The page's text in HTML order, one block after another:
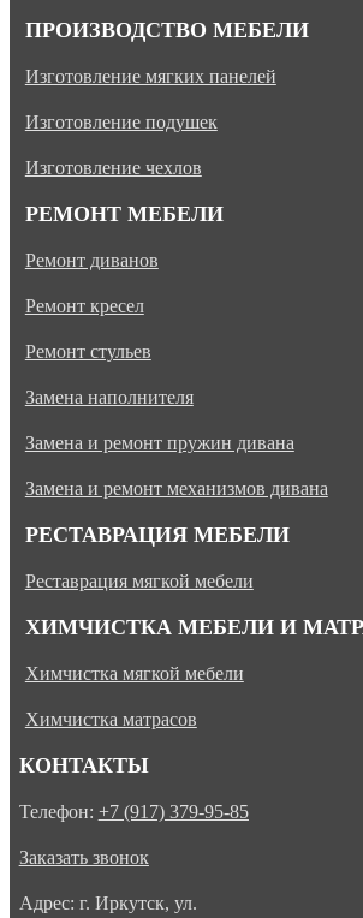
ПРОИЗВОДСТВО МЕБЕЛИ
Изготовление мягких панелей
Изготовление подушек
Изготовление чехлов
РЕМОНТ МЕБЕЛИ
Ремонт диванов
Ремонт кресел
Ремонт стульев
Замена наполнителя
Замена и ремонт пружин дивана
Замена и ремонт механизмов дивана
РЕСТАВРАЦИЯ МЕБЕЛИ
Реставрация мягкой мебели
ХИМЧИСТКА МЕБЕЛИ И
Химчистка мягкой мебели
Химчистка матрасов
КОНТАКТЫ
Телефон: +7 (917) 379-95-85
Заказать звонок
Адрес: г. Иркутск, ул.